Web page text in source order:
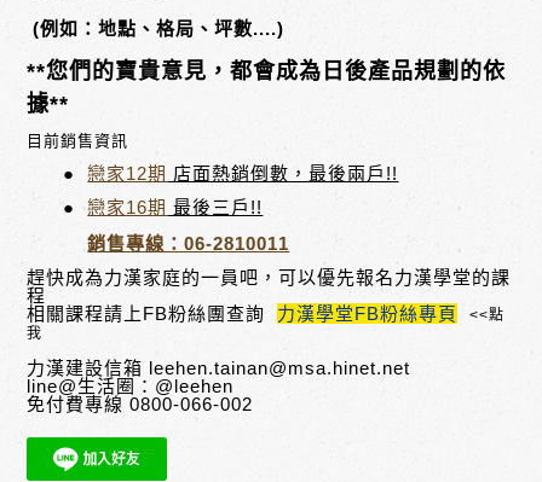
(例如：地點、格局、坪數....)
**您們的寶貴意見，都會成為日後產品規劃的依
據**
目前銷售資訊
● 戀家12期 店面熱銷倒數，最後兩戶!!
●
戀家16期 最後三戶!!
銷售專線：06-2810011
趕快成為力漢家庭的一員吧，可以優先報名力漢學堂的課
程
相關課程請上FB粉絲團查詢
力漢學堂FB粉絲專頁 <<點
我
力漢建設信箱 leehen.tainan@msa.hinet.net
line@生活圈：@leehen
免付費專線 0800-066-002